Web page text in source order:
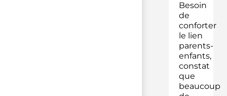
Besoin
de
conforter
le lien
parents-
enfants,
constat
que
beaucoup